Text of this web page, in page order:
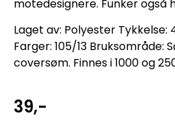
motedesignere. Funker også
Laget av: Polyester Tykkelse:
Farger: 105/13 Bruksområde:
coversøm. Finnes i 1000 og
39,-